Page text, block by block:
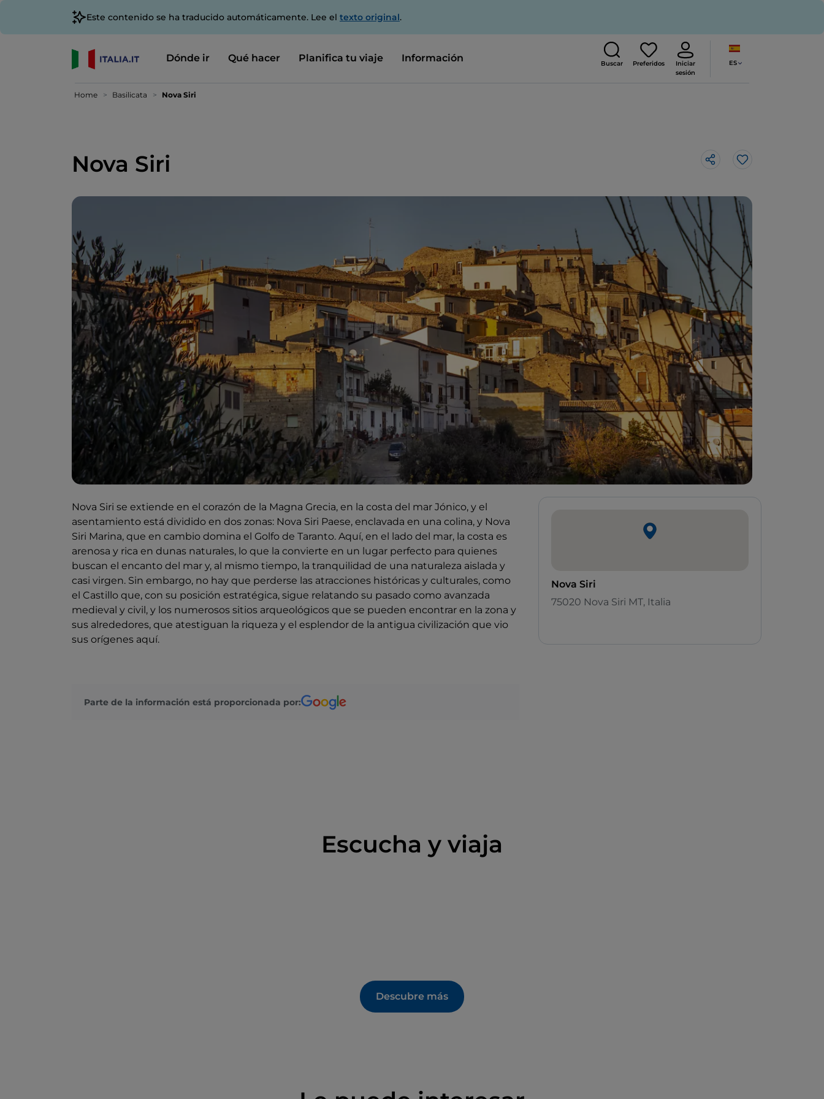
Este contenido se ha traducido automáticamente. Lee el texto original.
Dónde ir Qué hacer Planifica tu viaje Información Buscar Preferidos
Iniciar
sesión
ES
Home Basilicata Nova Siri
Nova Siri Me gusta
Nova Siri se extiende en el corazón de la Magna Grecia, en la costa del mar Jónico, y el
asentamiento está dividido en dos zonas: Nova Siri Paese, enclavada en una colina, y Nova
Siri Marina, que en cambio domina el Golfo de Taranto. Aquí, en el lado del mar, la costa es
arenosa y rica en dunas naturales, lo que la convierte en un lugar perfecto para quienes
buscan el encanto del mar y, al mismo tiempo, la tranquilidad de una naturaleza aislada y
casi virgen. Sin embargo, no hay que perderse las atracciones históricas y culturales, como
el Castillo que, con su posición estratégica, sigue relatando su pasado como avanzada
medieval y civil, y los numerosos sitios arqueológicos que se pueden encontrar en la zona y
sus alrededores, que atestiguan la riqueza y el esplendor de la antigua civilización que vio
sus orígenes aquí.
Parte de la información está proporcionada por:
Nova Siri
75020 Nova Siri MT, Italia
Escucha y viaja
Descubre más